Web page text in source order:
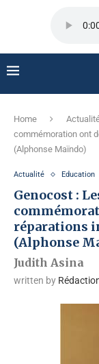
Home
commémoration ont
(Alphonse Maïndo)
Actualité Education
Genocost :
réparations
(Alphonse
Judith Asina
written by